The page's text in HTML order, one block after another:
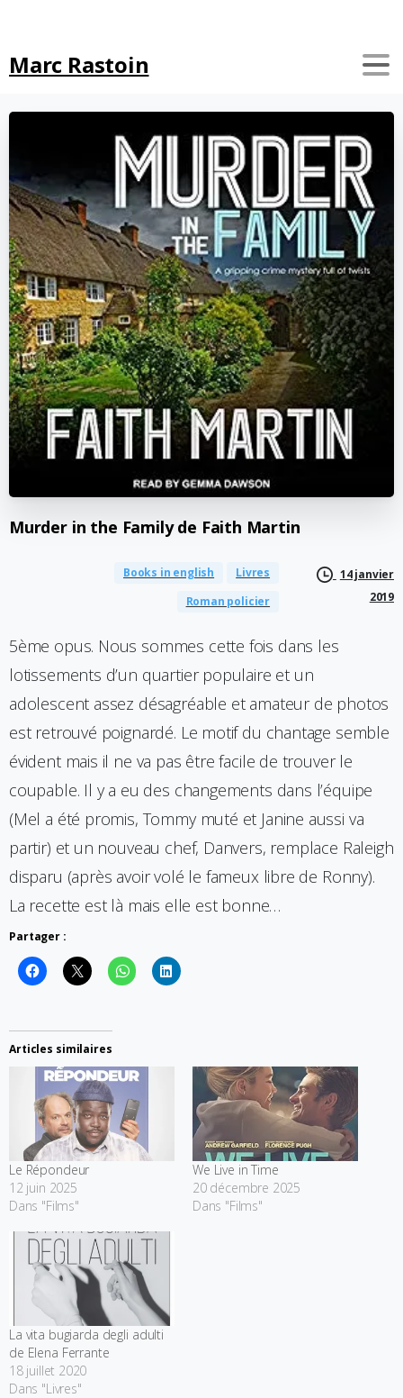
Marc Rastoin
Murder in the Family de Faith Martin
Books in english
Livres
Roman policier
14 janvier
2019
5ème opus. Nous sommes cette fois dans les
lotissements d’un quartier populaire et un
adolescent assez désagréable et amateur de photos
est retrouvé poignardé. Le motif du chantage semble
évident mais il ne va pas être facile de trouver le
coupable. Il y a eu des changements dans l’équipe
(Mel a été promis, Tommy muté et Janine aussi va
partir) et un nouveau chef, Danvers, remplace Raleigh
disparu (après avoir volé le fameux libre de Ronny).
La recette est là mais elle est bonne…
Partager :
Articles similaires
Le Répondeur
12 juin 2025
Dans "Films"
We Live in Time
20 décembre 2025
Dans "Films"
La vita bugiarda degli adulti
de Elena Ferrante
18 juillet 2020
Dans "Livres"